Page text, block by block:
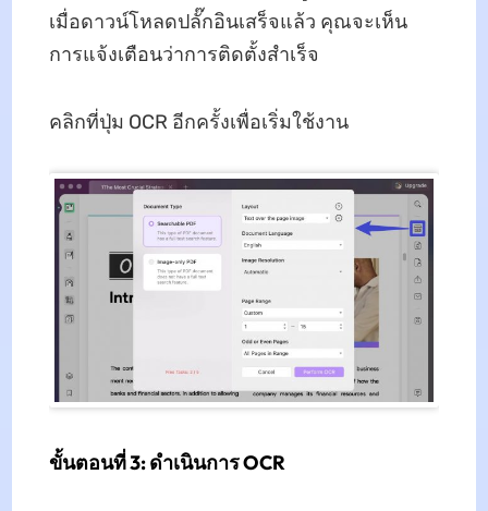
เมื่อดาวน์โหลดปลั๊กอินเสร็จแล้ว คุณจะเห็น
การแจ้งเตือนว่าการติดตั้งสำเร็จ
คลิกที่ปุ่ม OCR อีกครั้งเพื่อเริ่มใช้งาน
ขั้นตอนที่ 3: ดำเนินการ OCR